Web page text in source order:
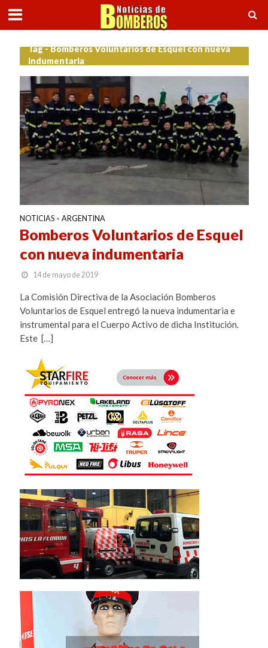
Tag - Bomberos Voluntarios de Esquel con nueva
indumentaria
NOTICIAS • ARGENTINA
Bomberos Voluntarios de Esquel
con nueva indumentaria
14 de mayo de 2019
La Comisión Directiva de la Asociación Bomberos
Voluntarios de Esquel entregó la nueva indumentaria e
instrumental para el Cuerpo Activo de dicha Institución.
Este […]